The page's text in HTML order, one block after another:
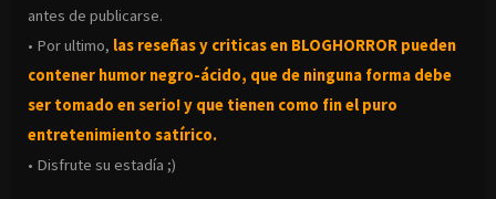
antes de publicarse.
• Por ultimo, las reseñas y criticas en BLOGHORROR pueden
contener humor negro-ácido, que de ninguna forma debe
ser tomado en serio! y que tienen como fin el puro
entretenimiento satírico.
• Disfrute su estadía ;)